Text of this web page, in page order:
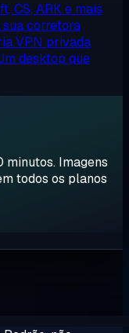
CS, ARK e mais
corretora
VPN privada
desktop que
minutos. Imagens
todos os planos